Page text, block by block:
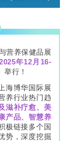
营养保健品展
年12月16-
举行！
海博华国际展
养行业热门趋
滋补疗愈、美
产品、智慧养
极链接多个国
势，深度挖掘